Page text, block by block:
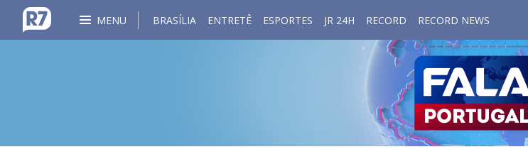
MENU BRASÍLIA ENTRETÊ ESPORTES JR 24H RECORD RECORD NEWS